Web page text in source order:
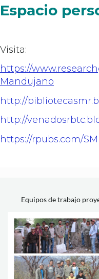
Espacio
Visita:
https://
Mandujano
http://
http://
https://rpubs.com/
Equipos de trabajo